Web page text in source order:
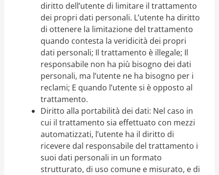
diritto dell’utente di limitare il trattamento
dei propri dati personali. L’utente ha diritto
di ottenere la limitazione del trattamento
quando contesta la veridicità dei propri
dati personali; Il trattamento è illegale; Il
responsabile non ha più bisogno dei dati
personali, ma l’utente ne ha bisogno per i
reclami; E quando l’utente si è opposto al
trattamento.
Diritto alla portabilità dei dati: Nel caso in
cui il trattamento sia effettuato con mezzi
automatizzati, l’utente ha il diritto di
ricevere dal responsabile del trattamento i
suoi dati personali in un formato
strutturato, di uso comune e misurato, e di